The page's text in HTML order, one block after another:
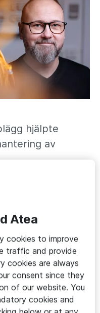
hjälpte
av
Atea
cookies to improve
traffic and provide
cookies are always
consent since they
of our website. You
cookies and